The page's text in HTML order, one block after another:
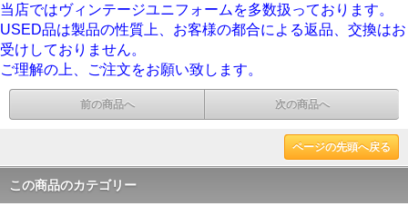
当店ではヴィンテージユニフォームを多数扱っております。
USED品は製品の性質上、お客様の都合による返品、交換はお
受けしておりません。
ご理解の上、ご注文をお願い致します。
前の商品へ 次の商品へ
ページの先頭へ戻る
この商品のカテゴリー